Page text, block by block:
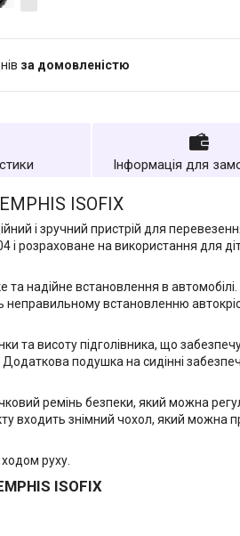
за домовленістю
Інформація для
ISOFIX
і зручний пристрій для
і розраховане на використання для
надійне встановлення в автомобілі.
неправильному встановленню
та висоту підголівника, що
подушка на сидінні
ремінь безпеки, який можна
входить знімний чохол, який можна
руху.
ISOFIX